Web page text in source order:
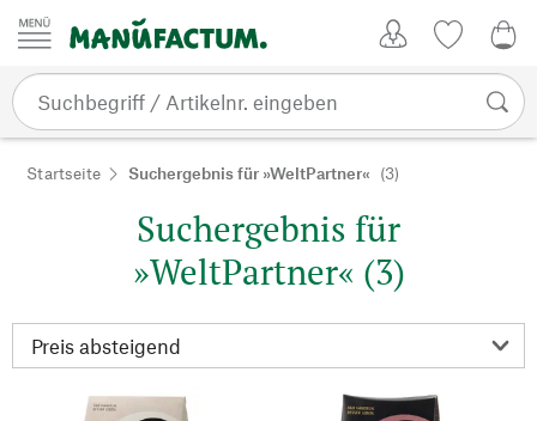
Zum Inhalt springen
Startseite Suchergebnis für »WeltPartner« (3)
Suchergebnis für
»WeltPartner« (3)